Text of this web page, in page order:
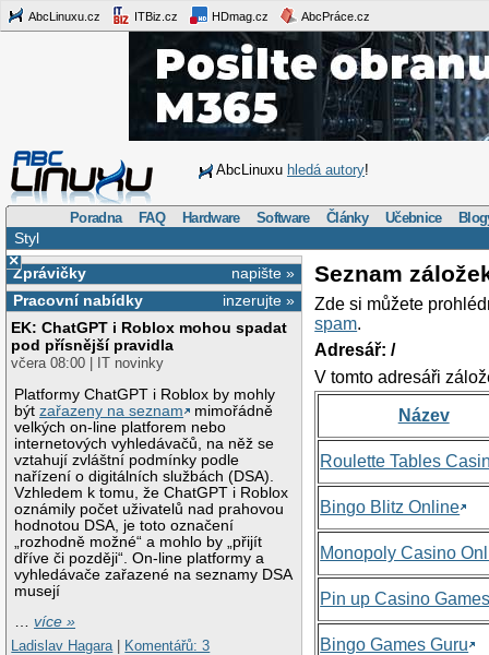
AbcLinuxu.cz ITBiz.cz HDmag.cz AbcPráce.cz
AbcLinuxu hledá autory!
Poradna FAQ Hardware Software Články Učebnice
Styl
×
napište »
Zprávičky
inzerujte »
Pracovní nabídky
EK: ChatGPT i Roblox mohou spadat
pod přísnější pravidla
včera 08:00 | IT novinky
Platformy ChatGPT i Roblox by mohly
býtzařazeny na seznam
mimořádně
velkých on-line platforem nebo
internetových vyhledávačů, na něž se
vztahují zvláštní podmínky podle
nařízení o digitálních službách (DSA).
Vzhledem k tomu, že ChatGPT i Roblox
oznámily počet uživatelů nad prahovou
hodnotou DSA, je toto označení
„rozhodně možné“ a mohlo by „přijít
dříve či později“. On-line platformy a
vyhledávače zařazené na seznamy DSA
musejí
…více »
Ladislav Hagara
Komentářů: 3
Seznam
Zde si můžete
spam.
Adresář: /
V tomto adresáři
Název
Roulette Tables
Bingo Blitz Online
Monopoly Casino
Pin up Casino
Bingo Games Guru